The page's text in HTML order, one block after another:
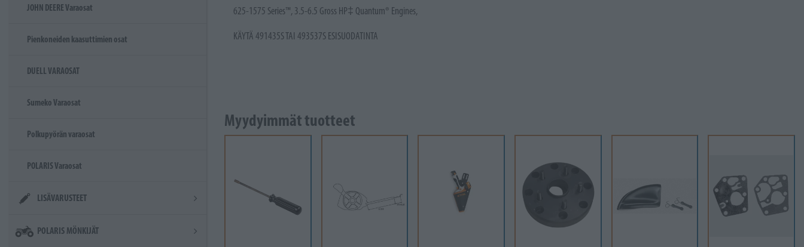
JOHN DEERE Varaosat
Pienkoneiden kaasuttimien osat
DUELL VARAOSAT
Sumeko Varaosat
Polkupyörän varaosat
POLARIS Varaosat
LISÄVARUSTEET
POLARIS MÖNKIJÄT
625-1575 Series™, 3.5-6.5 Gross HP‡ Quantum® Engines,
KÄYTÄ 491435S TAI 493537S ESISUODATINTA
Myydyimmät tuotteet